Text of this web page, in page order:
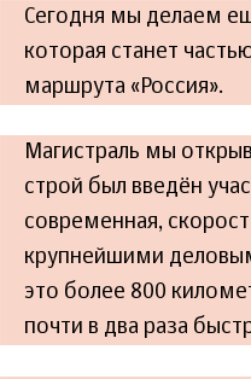
Сегодня мы делаем
которая станет
маршрута «Россия».
Магистраль мы
строй был введён
современная,
крупнейшими
это более 800
почти в два раза